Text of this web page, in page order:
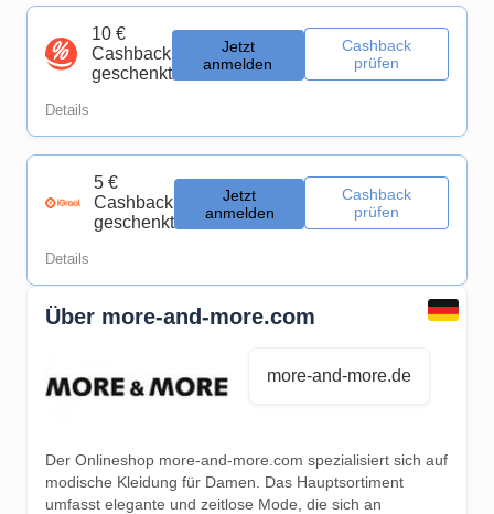
10 €
Cashback
geschenkt
Jetzt
anmelden
Cashback
prüfen
Details
5 €
Cashback
geschenkt
Jetzt
anmelden
Cashback
prüfen
Details
Über more-and-more.com
more-and-more.de
Der Onlineshop more-and-more.com spezialisiert sich auf
modische Kleidung für Damen. Das Hauptsortiment
umfasst elegante und zeitlose Mode, die sich an